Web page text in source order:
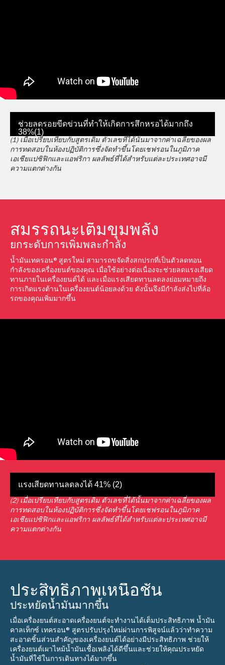
ช่วยลดรอยขีดข่วนที่ทำให้เกิดการสึกหรอได้มากถึง
38%(1)
(1) เมื่อเปรียบเทียบกับสูตรเดิม ตัวเลขที่ได้นั้นมาจากค่าเฉลี่ยของผล
การทดสอบในห้องปฏิบัติการซึ่งจัดทำขึ้นโดยเชฟรอนในภูมิภาค
เอเชียแปซิฟิกและแอฟริกา ผลลัพธ์ที่ได้สำหรับแต่ละประเทศอาจมี
ความแตกต่างกัน
สมรรถนะเต็มขุมพลัง
ยกระดับการเพิ่มพละกำลัง
น้ำมันเทครอน®สูตรใหม่ สามารถขจัดสิ่งสกปรกที่เป็นตัวลดทอน
กำลังของเครื่องยนต์ของคุณ เมื่อใช้อย่างต่อเนื่องจะช่วยลดแรงเสียด
ทานภายในเครื่องยนต์ได้ และเมื่อแรงเสียดทานลดลงย่อมหมายถึง
การเกิดแรงต้านในเครื่องยนต์น้อยลงด้วย ดังนั้นจึงมีกำลังส่งไปที่ล้อ
รถของคุณเพิ่มมากขึ้น
แรงเสียดทานลดลงได้ 41% (2)
(2) เมื่อเปรียบเทียบกับสูตรเดิม ตัวเลขที่ได้นั้นมาจากค่าเฉลี่ยของผล
การทดสอบในห้องปฏิบัติการซึ่งจัดทำขึ้นโดยเชฟรอนในภูมิภาค
เอเชียแปซิฟิกและแอฟริกา ผลลัพธ์ที่ได้สำหรับแต่ละประเทศอาจมี
ความแตกต่างกัน
ประสิทธิภาพเหนือชั้น
ประหยัดน้ำมันมากขึ้น
เมื่อเครื่องยนต์สะอาดเครื่องยนต์จะทำงานได้เต็มประสิทธิภาพ น้ำมัน
คาลเท็กซ์ เทครอน® สูตรปรับปรุงใหม่ผ่านการพิสูจน์แล้วว่าทำความ
สะอาดชิ้นส่วนสำคัญของเครื่องยนต์ได้อย่างมีประสิทธิภาพ ช่วยให้
เครื่องยนต์เผาไหม้น้ำมันเชื้อเพลิงได้ดีขึ้นและช่วยให้คุณประหยัด
น้ำมันที่ใช้ในการเดินทางได้มากขึ้น